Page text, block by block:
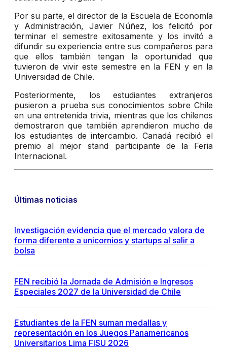
Por su parte, el director de la Escuela de Economía
y Administración, Javier Núñez, los felicitó por
terminar el semestre exitosamente y los invitó a
difundir su experiencia entre sus compañeros para
que ellos también tengan la oportunidad que
tuvieron de vivir este semestre en la FEN y en la
Universidad de Chile.
Posteriormente, los estudiantes extranjeros
pusieron a prueba sus conocimientos sobre Chile
en una entretenida trivia, mientras que los chilenos
demostraron que también aprendieron mucho de
los estudiantes de intercambio. Canadá recibió el
premio al mejor stand participante de la Feria
Internacional.
Últimas noticias
Investigación evidencia que el mercado valora de
forma diferente a unicornios y startups al salir a
bolsa
FEN recibió la Jornada de Admisión e Ingresos
Especiales 2027 de la Universidad de Chile
Estudiantes de la FEN suman medallas y
representación en los Juegos Panamericanos
Universitarios Lima FISU 2026